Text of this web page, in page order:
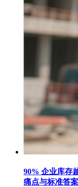
90% 企业库存
痛点与标准答案